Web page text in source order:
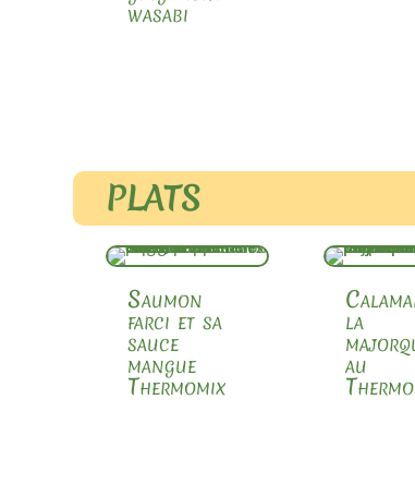
wasabi
PLATS
Saumon
farci et sa
sauce
mangue
Thermomix
la
au